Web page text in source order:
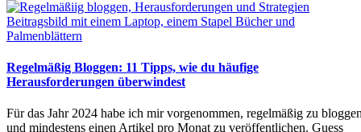
Regelmäßig Bloggen: 11 Tipps, wie du häufige
Herausforderungen überwindest
Für das Jahr 2024 habe ich mir vorgenommen, regelmäßig zu
und mindestens einen Artikel pro Monat zu veröffentlichen. Guess